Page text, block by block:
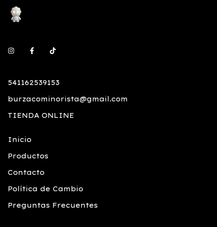
541162539153
burzacominorista@gmail.com
TIENDA ONLINE
Inicio
Productos
Contacto
Política de Cambio
Preguntas Frecuentes